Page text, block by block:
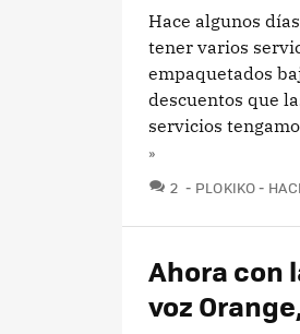
Hace algunos
tener varios
empaquetados
descuentos que
servicios
»
2 COMENTARIOS
PLOKIKO
Ahora con
voz